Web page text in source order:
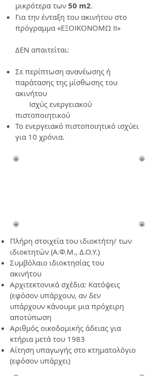
μικρότερα των 50 m2.
Για την ένταξη του ακινήτου στο
πρόγραμμα «ΕΞΟΙΚΟΝΟΜΩ II»
ΔΕΝ απαιτείται:
Σε περίπτωση ανανέωσης ή
παράτασης της μίσθωσης του
ακινήτου
Ισχύς ενεργειακού
πιστοποιητικού
Το ενεργειακό πιστοποιητικό ισχύει
για 10 χρόνια.
Πλήρη στοιχεία του ιδιοκτήτη/ των
ιδιοκτητών (Α.Φ.Μ., Δ.Ο.Υ.)
Συμβόλαιο ιδιοκτησίας του
ακινήτου
Αρχιτεκτονικά σχέδια: Κατόψεις
(εφόσον υπάρχουν, αν δεν
υπάρχουν κάνουμε μια πρόχειρη
αποτύπωση
Αριθμός οικοδομικής άδειας για
κτήρια μετά του 1983
Αίτηση υπαγωγής στο κτηματολόγιο
(εφόσον υπάρχει)